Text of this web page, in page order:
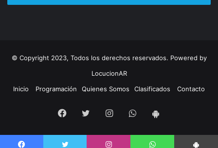
© Copyright 2023, Todos los derechos reservados. Powered by
LocucionAR
Inicio
Programación Quienes Somos Clasificados Contacto
Facebook
TwitterInstagramWhatsapp
Android